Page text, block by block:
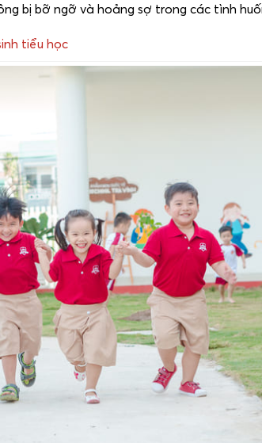
bị bỡ ngỡ và hoảng sợ trong các tình
tiểu học